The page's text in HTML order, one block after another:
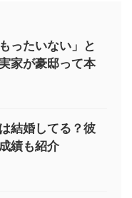
ったいない」と
家が豪邸って本
結婚してる？彼
績も紹介